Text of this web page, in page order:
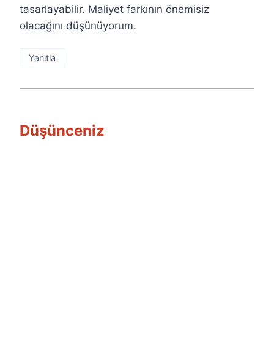
tasarlayabilir. Maliyet farkının önemisiz
olacağını düşünüyorum.
Yanıtla
Düşünceniz